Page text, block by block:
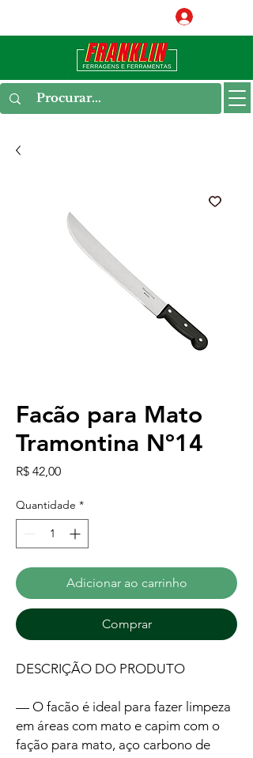
Facão para Mato
Tramontina Nº14
R$ 42,00Preço
Quantidade *
Adicionar ao carrinho
Comprar
DESCRIÇÃO DO PRODUTO
— O facão é ideal para fazer limpeza
em áreas com mato e capim com o
fação para mato, aço carbono de